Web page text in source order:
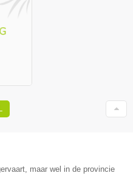
maar wel in de provincie